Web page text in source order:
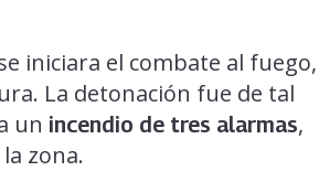
iniciara el combate al fuego,
La detonación fue de tal
un incendio de tres alarmas,
zona.